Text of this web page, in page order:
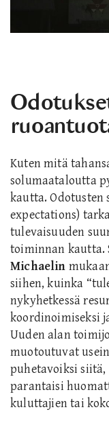
Kuten mitä
solumaataloutta
kautta. Odotusten
expectations)
tulevaisuuden
toiminnan kautta.
Michaelin
siihen, kuinka
nykyhetkessä
koordinoimiseksi
Uuden alan
muotoutuvat
puhetavoiksi
parantaisi
kuluttajien tai